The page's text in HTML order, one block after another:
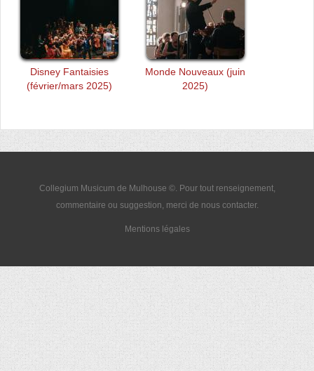
Disney Fantaisies
(février/mars 2025)
Monde Nouveaux (juin
2025)
Collegium Musicum de Mulhouse ©. Pour tout renseignement,
commentaire ou suggestion, merci de nous contacter.
Mentions légales